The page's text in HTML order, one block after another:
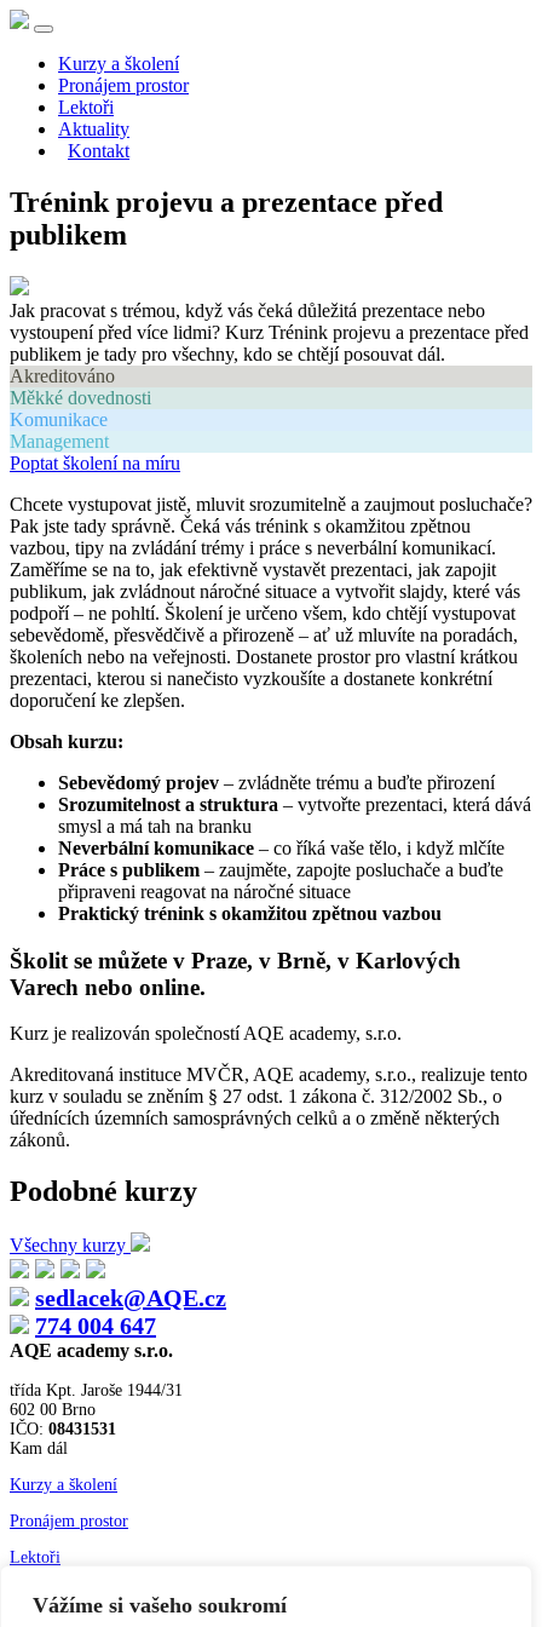
Vážíme si vašeho soukromí
Kurzy a školení
Pronájem prostor
Lektoři
Aktuality
Kontakt
Trénink projevu a prezentace před
publikem
Jak pracovat s trémou, když vás čeká důležitá prezentace nebo
vystoupení před více lidmi? Kurz Trénink projevu a prezentace před
publikem je tady pro všechny, kdo se chtějí posouvat dál.
Akreditováno
Měkké dovednosti
Komunikace
Management
Poptat školení na míru
Chcete vystupovat jistě, mluvit srozumitelně a zaujmout posluchače?
Pak jste tady správně. Čeká vás trénink s okamžitou zpětnou
vazbou, tipy na zvládání trémy i práce s neverbální komunikací.
Zaměříme se na to, jak efektivně vystavět prezentaci, jak zapojit
publikum, jak zvládnout náročné situace a vytvořit slajdy, které vás
podpoří – ne pohltí. Školení je určeno všem, kdo chtějí vystupovat
sebevědomě, přesvědčivě a přirozeně – ať už mluvíte na poradách,
školeních nebo na veřejnosti. Dostanete prostor pro vlastní krátkou
prezentaci, kterou si nanečisto vyzkoušíte a dostanete konkrétní
doporučení ke zlepšen.
Obsah kurzu:
Sebevědomý projev – zvládněte trému a buďte přirození
Srozumitelnost a struktura – vytvořte prezentaci, která dává
smysl a má tah na branku
Neverbální komunikace – co říká vaše tělo, i když mlčíte
Práce s publikem – zaujměte, zapojte posluchače a buďte
připraveni reagovat na náročné situace
Praktický trénink s okamžitou zpětnou vazbou
Školit se můžete v Praze, v Brně, v Karlových
Varech nebo online.
Kurz je realizován společností AQE academy, s.r.o.
Akreditovaná instituce MVČR, AQE academy, s.r.o., realizuje tento
kurz v souladu se zněním § 27 odst. 1 zákona č. 312/2002 Sb., o
úřednících územních samosprávných celků a o změně některých
zákonů.
Podobné kurzy
Všechny kurzy
sedlacek@AQE.cz
774 004 647
AQE academy s.r.o.
třída Kpt. Jaroše 1944/31
602 00 Brno
IČO: 08431531
Kam dál
Kurzy a školení
Pronájem prostor
Lektoři